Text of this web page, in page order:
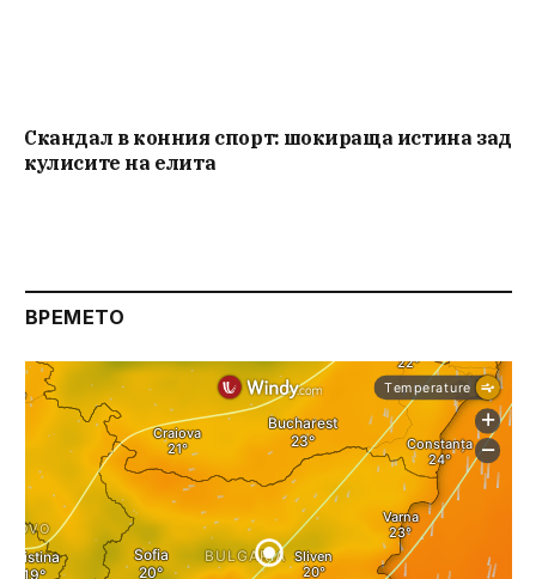
Скандал в конния спорт: шокираща истина зад
кулисите на елита
ВРЕМЕТО